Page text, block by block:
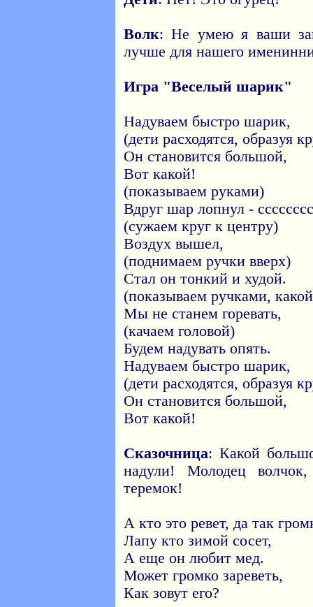
Волк: Не умею я ваши
лучше для нашего
Игра "Веселый шарик"
Надуваем быстро шарик,
(дети расходятся, образуя
Он становится большой,
Вот какой!
(показываем руками)
Вдруг шар лопнул -
(сужаем круг к центру)
Воздух вышел,
(поднимаем ручки вверх)
Стал он тонкий и худой.
(показываем ручками,
Мы не станем горевать,
(качаем головой)
Будем надувать опять.
Надуваем быстро шарик,
(дети расходятся, образуя
Он становится большой,
Вот какой!
Сказочница: Какой
надули! Молодец
теремок!
А кто это ревет, да так
Лапу кто зимой сосет,
А еще он любит мед.
Может громко зареветь,
Как зовут его?